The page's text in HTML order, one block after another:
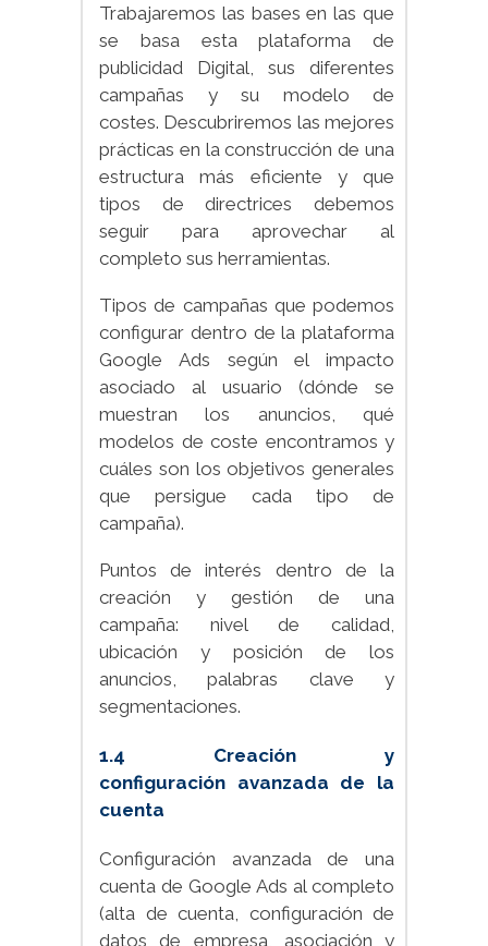
Trabajaremos las bases en las que
se basa esta plataforma de
publicidad Digital, sus diferentes
campañas y su modelo de
costes. Descubriremos las mejores
prácticas en la construcción de una
estructura más eficiente y que
tipos de directrices debemos
seguir para aprovechar al
completo sus herramientas.
Tipos de campañas que podemos
configurar dentro de la plataforma
Google Ads según el impacto
asociado al usuario (dónde se
muestran los anuncios, qué
modelos de coste encontramos y
cuáles son los objetivos generales
que persigue cada tipo de
campaña).
Puntos de interés dentro de la
creación y gestión de una
campaña: nivel de calidad,
ubicación y posición de los
anuncios, palabras clave y
segmentaciones.
1.4 Creación y
configuración avanzada de la
cuenta
Configuración avanzada de una
cuenta de Google Ads al completo
(alta de cuenta, configuración de
datos de empresa, asociación y